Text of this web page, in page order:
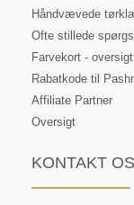
Håndvævede
Ofte stillede
Farvekort -
Rabatkode til
Affiliate Partner
Oversigt
KONTAKT OS